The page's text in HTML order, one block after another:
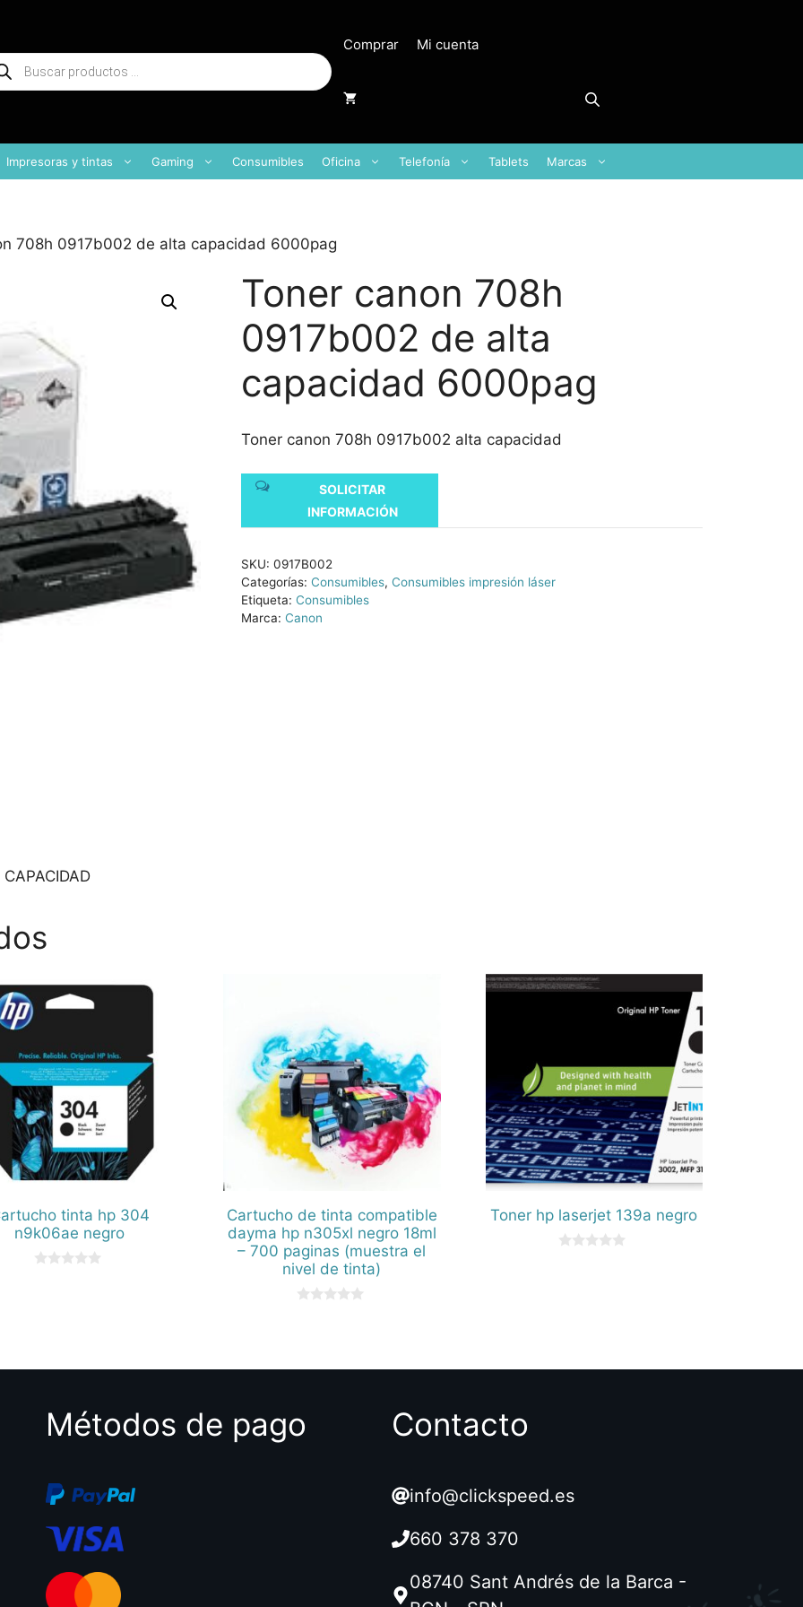
Comprar Mi cuenta
Impresoras y tintas Gaming Consumibles Oficina Telefonía Tablets Marcas
708h 0917b002 de alta capacidad 6000pag
Toner canon 708h
0917b002 de alta
capacidad 6000pag
Toner canon 708h 0917b002 alta capacidad
SOLICITAR
INFORMACIÓN
SKU: 0917B002
Categorías: Consumibles, Consumibles impresión láser
Etiqueta: Consumibles
Marca: Canon
tinta hp 304
n9k06ae negro
Cartucho de tinta compatible
dayma hp n305xl negro 18ml
– 700 paginas (muestra el
nivel de tinta)
Toner hp laserjet 139a negro
Métodos de pago Contacto
info@clickspeed.es
660 378 370
08740 Sant Andrés de la Barca -